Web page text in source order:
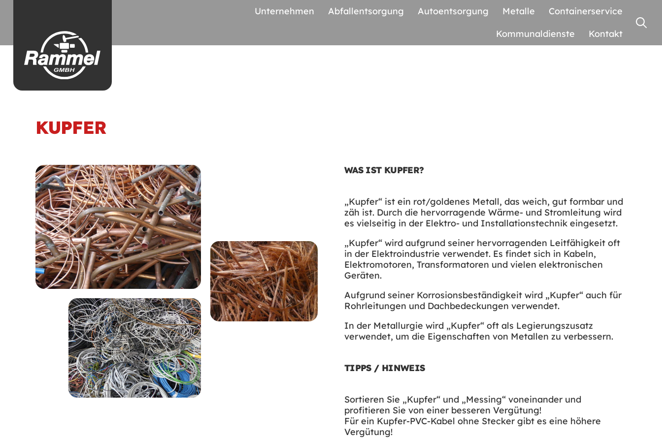
Unternehmen Abfallentsorgung Autoentsorgung Metalle
Containerservice
Kommunaldienste
Kontakt
KUPFER
WAS IST KUPFER?
„Kupfer“ ist ein rot/goldenes Metall, das weich, gut formbar und
zäh ist. Durch die hervorragende Wärme- und Stromleitung wird
es vielseitig in der Elektro- und Installationstechnik eingesetzt.
„Kupfer“ wird aufgrund seiner hervorragenden Leitfähigkeit oft
in der Elektroindustrie verwendet. Es findet sich in Kabeln,
Elektromotoren, Transformatoren und vielen elektronischen
Geräten.
Aufgrund seiner Korrosionsbeständigkeit wird „Kupfer“ auch für
Rohrleitungen und Dachbedeckungen verwendet.
In der Metallurgie wird „Kupfer“ oft als Legierungszusatz
verwendet, um die Eigenschaften von Metallen zu verbessern.
TIPPS / HINWEIS
Sortieren Sie „Kupfer“ und „Messing“ voneinander und
profitieren Sie von einer besseren Vergütung!
Für ein Kupfer-PVC-Kabel ohne Stecker gibt es eine höhere
Vergütung!